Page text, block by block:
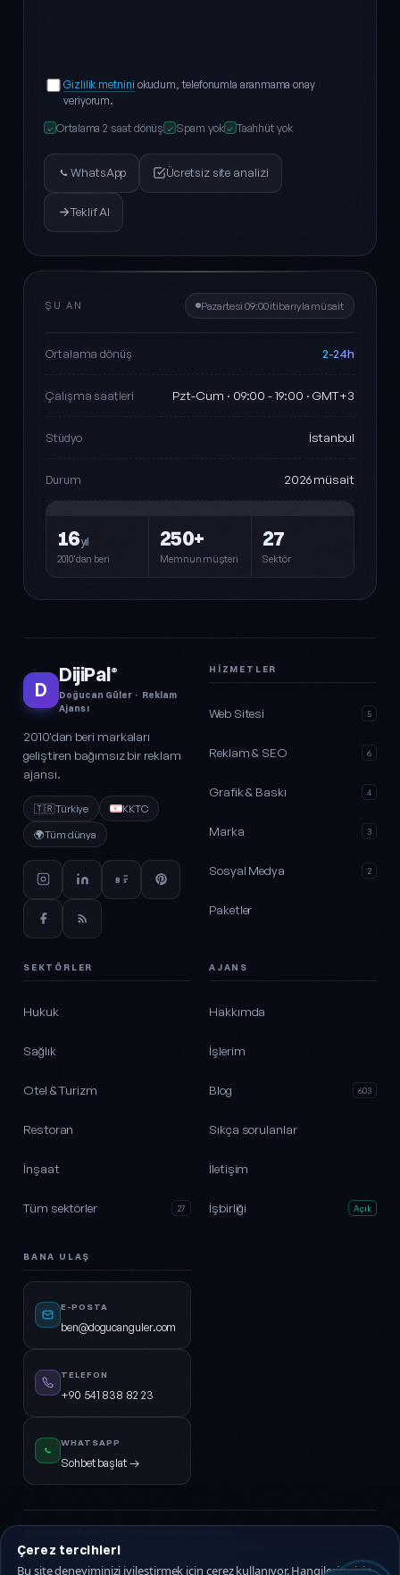
Gizlilik metnini okudum, telefonumla aranmama onay
veriyorum.
✓ Ortalama 2 saat dönüş ✓ Spam yok ✓ Taahhüt yok
WhatsApp Ücretsiz site analizi
Teklif Al
ŞU AN Pazartesi 09:00 itibarıyla müsait
Ortalama dönüş 2-24h
Çalışma saatleri Pzt-Cum · 09:00 - 19:00 · GMT+3
Stüdyo İstanbul
Durum 2026 müsait
16yıl
2010'dan beri
250+
Memnun müşteri
27
Sektör
D
DijiPal®
Doğucan Güler · Reklam
Ajansı
2010'dan beri markaları
geliştiren bağımsız bir reklam
ajansı.
🇹🇷Türkiye
KKTC
🌍Tüm dünya
HIZMETLER
Web Sitesi 5
Reklam & SEO 6
Grafik & Baskı 4
Marka 3
Sosyal Medya 2
Paketler
SEKTÖRLER
Hukuk
Sağlık
Otel & Turizm
Restoran
İnşaat
Tüm sektörler 27
AJANS
Hakkımda
İşlerim
Blog 603
Sıkça sorulanlar
İletişim
İşbirliği Açık
BANA ULAŞ
E-POSTA
ben@dogucanguler.com
TELEFON
+90 541 838 82 23
WHATSAPP
Sohbet başlat →
KVKK AydınlatmaGizlilik Politikası Çerez Politikası
Çerez tercihleri
Bu site deneyiminizi iyileştirmek için çerez kullanıyor. Hangilerine izin